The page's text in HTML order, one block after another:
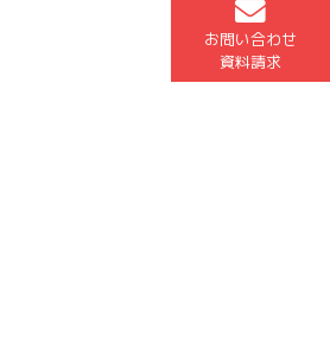
お問い合わせ
資料請求